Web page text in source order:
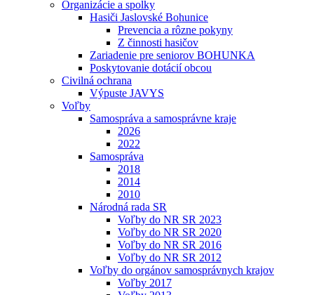
Organizácie a spolky
Hasiči Jaslovské Bohunice
Prevencia a rôzne pokyny
Z činnosti hasičov
Zariadenie pre seniorov BOHUNKA
Poskytovanie dotácií obcou
Civilná ochrana
Výpuste JAVYS
Voľby
Samospráva a samosprávne kraje
2026
2022
Samospráva
2018
2014
2010
Národná rada SR
Voľby do NR SR 2023
Voľby do NR SR 2020
Voľby do NR SR 2016
Voľby do NR SR 2012
Voľby do orgánov samosprávnych krajov
Voľby 2017